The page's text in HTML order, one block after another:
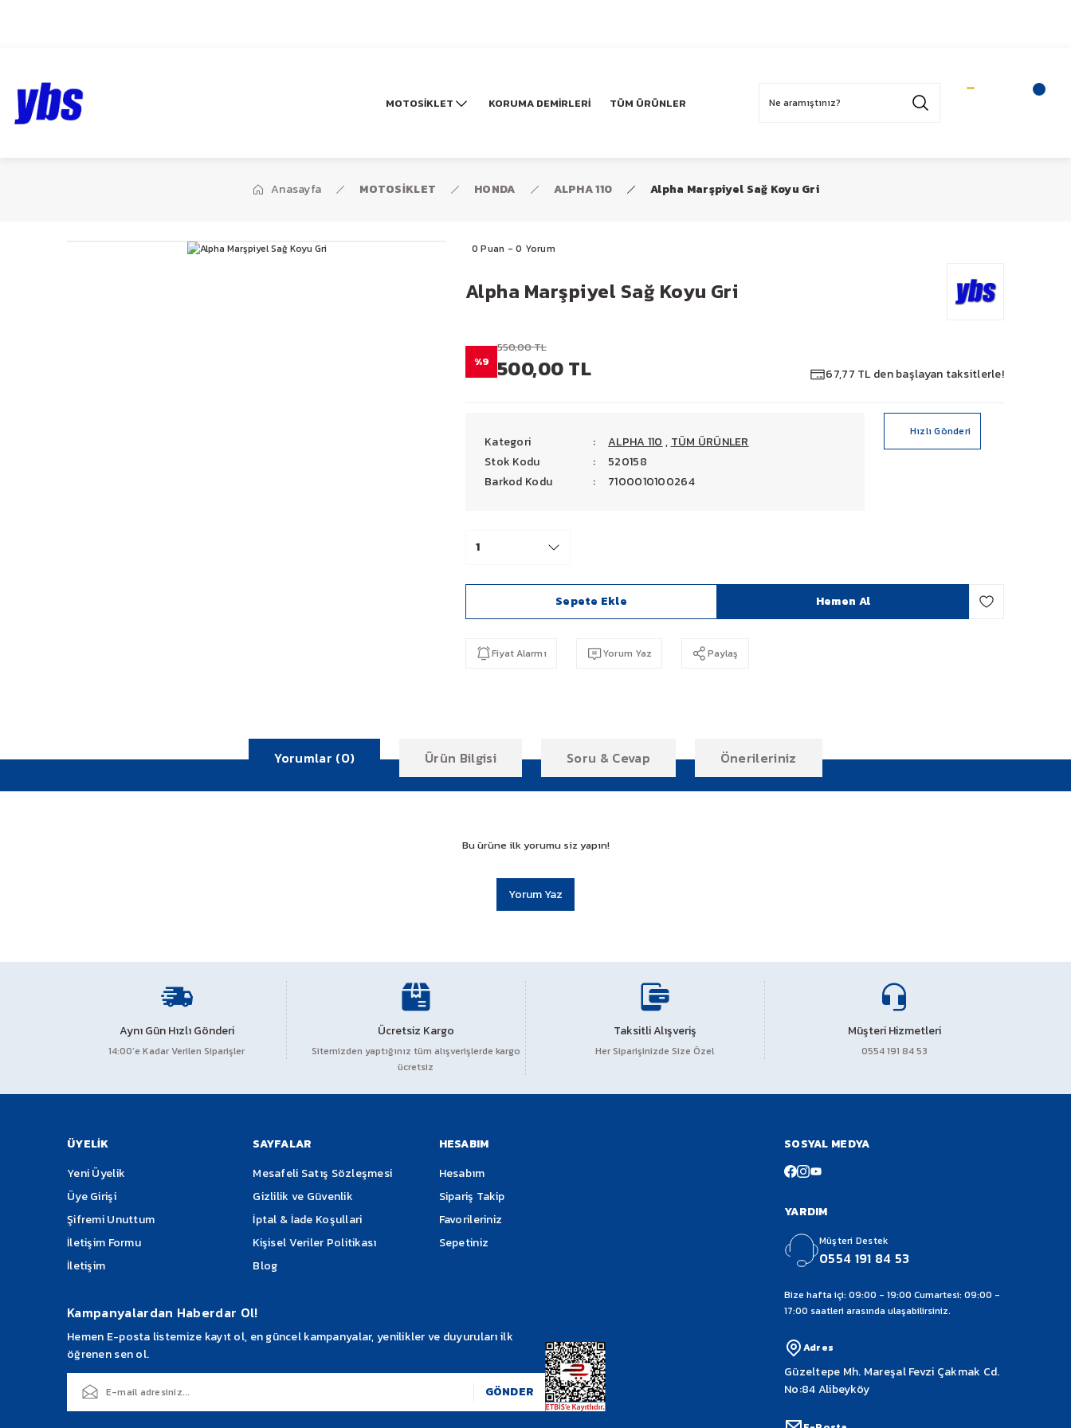
MOTOSİKLET KORUMA DEMİRLERİ TÜM ÜRÜNLER
Anasayfa MOTOSİKLET HONDA ALPHA 110 Alpha Marşpiyel Sağ Koyu Gri
0 Puan - 0 Yorum
Alpha Marşpiyel Sağ Koyu Gri
%9
550,00 TL
500,00 TL 67,77 TL den başlayan taksitlerle!
Kategori ALPHA 110 , TÜM ÜRÜNLER
Stok Kodu
520158
Barkod Kodu
7100010100264
Hızlı Gönderi
Sepete Ekle Hemen Al
Fiyat Alarmı Yorum Yaz Paylaş
Yorumlar (0) Ürün Bilgisi Soru & Cevap Önerileriniz
Bu ürüne ilk yorumu siz yapın!
Yorum Yaz
YBS Motor Güvencesi ile
Kargo Teslimatında Görevli Ürünü Size Teslim Ederken Lütfen Satın Aldığınız Ürünü Kargo Görevlisi Yanında Açıp Kontrol Ediniz. Üründe Herhangi Bir Hasar
Ürün hakkında henüz soru sorulmamış.
Soru Sor
Bu ürünün fiyat bilgisi, resim, ürün açıklamalarında ve diğer konularda yetersiz gördüğünüz noktaları öneri formunu kullanarak tarafımıza iletebilirsiniz.
Ürün resmi kalitesiz, bozuk veya görüntülenemiyor.
Bu ürüne benzer farklı alternatifler olmalı.
Aynı Gün Hızlı Gönderi
14:00’e Kadar Verilen Siparişler
Ücretsiz Kargo
Sitemizden yaptığınız tüm alışverişlerde kargo
ücretsiz
Taksitli Alışveriş
Her Siparişinizde Size Özel
Müşteri Hizmetleri
0554 191 84 53
ÜYELİK
Yeni Üyelik
Üye Girişi
Şifremi Unuttum
İletişim Formu
İletişim
SAYFALAR
Mesafeli Satış Sözleşmesi
Gizlilik ve Güvenlik
İptal & İade Koşullari
Kişisel Veriler Politikası
Blog
HESABIM
Hesabım
Sipariş Takip
Favorileriniz
Sepetiniz
Kampanyalardan Haberdar Ol!
Hemen E-posta listemize kayıt ol, en güncel kampanyalar, yenilikler ve duyuruları ilk
öğrenen sen ol.
GÖNDER
SOSYAL MEDYA
YARDIM
Müşteri Destek
0554 191 84 53
Bize hafta içi: 09:00 - 19:00 Cumartesi: 09:00 -
17:00 saatleri arasında ulaşabilirsiniz.
Adres
Güzeltepe Mh. Mareşal Fevzi Çakmak Cd.
No:84 Alibeyköy